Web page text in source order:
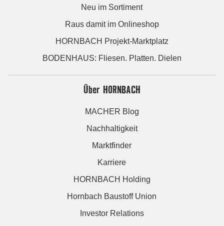
Neu im Sortiment
Raus damit im Onlineshop
HORNBACH Projekt-Marktplatz
BODENHAUS: Fliesen. Platten. Dielen
Über HORNBACH
MACHER Blog
Nachhaltigkeit
Marktfinder
Karriere
HORNBACH Holding
Hornbach Baustoff Union
Investor Relations